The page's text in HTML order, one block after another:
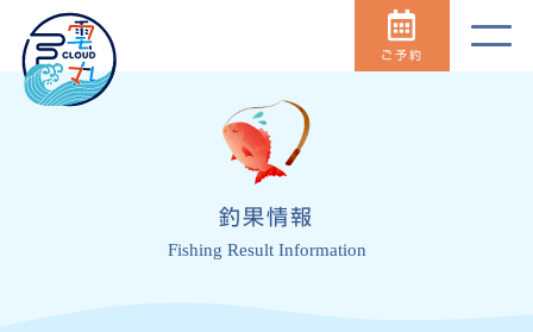
ご予約
釣果情報
Fishing Result Information